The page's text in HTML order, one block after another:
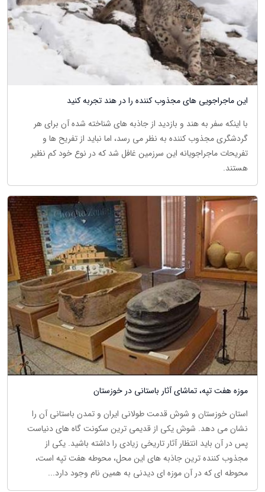
این ماجراجویی های مجذوب کننده را در هند تجربه کنید
با اینکه سفر به هند و بازدید از جاذبه های شناخته شده آن برای هر
گردشگری مجذوب کننده به نظر می رسد، اما نباید از تفریح ها و
تفریحات ماجراجویانه این سرزمین غافل شد که در نوع خود کم نظیر
هستند.
موزه هفت تپه، تماشای آثار باستانی در خوزستان
استان خوزستان و شوش قدمت طولانی ایران و تمدن باستانی آن را
نشان می دهد. شوش یکی از قدیمی ترین سکونت گاه های دنیاست
پس در آن باید انتظار آثار تاریخی زیادی را داشته باشید. یکی از
مجذوب کننده ترین جاذبه های این محل، محوطه هفت تپه است،
محوطه ای که در آن موزه ای دیدنی به همین نام وجود دارد...